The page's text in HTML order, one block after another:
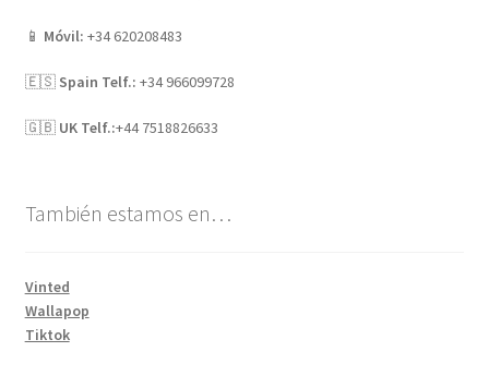
📱 Móvil: +34 620208483
🇪🇸 Spain Telf.: +34 966099728
🇬🇧 UK Telf.:+44 7518826633
También estamos en…
Vinted
Wallapop
Tiktok